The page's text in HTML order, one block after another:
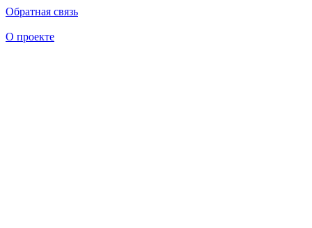
Обратная связь
О проекте